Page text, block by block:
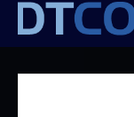
Skip
content